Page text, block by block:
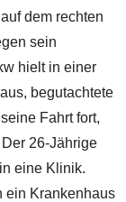
dem rechten
sein
hielt in einer
begutachtete
Fahrt fort,
26-Jährige
eine Klinik.
ein Krankenhaus